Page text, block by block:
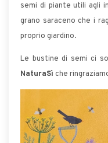
semi di piante utili agli
grano saraceno che i
proprio giardino.
Le bustine di semi ci
NaturaSì che